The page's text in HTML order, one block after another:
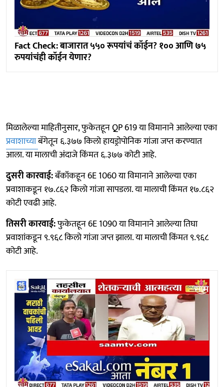
Fact Check: बाजारात ५५० रूपयांचं कॉईन? १०० आणि ७५
रुपयांचंही कॉईन येणार?
मिळालेल्या माहितीनुसार, फुकेतहून QP 619 या विमानाने आलेल्या एका
प्रवाशाच्याबॅगेतून ६.३७७ किलो हायड्रोपोनिक गांजा जप्त करण्यात
आला. या मालाची अंदाजे किंमत ६.३७७ कोटी आहे.
दुसरी कारवाई:बँकॉकहून 6E 1060 या विमानाने आलेल्या एका
प्रवाशाकडून १७.८६२ किलो गांजा सापडला. या मालाची किंमत १७.८६२
कोटी एवढी आहे.
तिसरी कारवाई:फुकेतहून 6E 1090 या विमानाने आलेल्या तिघा
प्रवाशांकडून ९.९६८ किलो गांजा जप्त झाला. या मालाची किंमत ९.९६८
कोटी आहे.